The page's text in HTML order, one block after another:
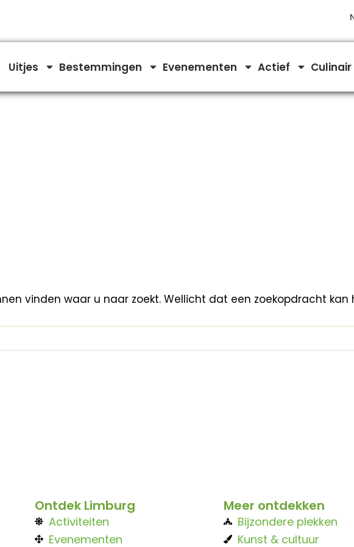
Uitjes Bestemmingen Evenementen Actief Culinair
vinden waar u naar zoekt. Wellicht dat een zoekopdracht kan
Ontdek Limburg
Activiteiten
Evenementen
Meer ontdekken
Bijzondere plekken
Kunst & cultuur